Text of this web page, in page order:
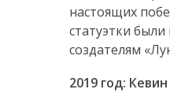
настоящих
статуэтки
создателям
2019 год: